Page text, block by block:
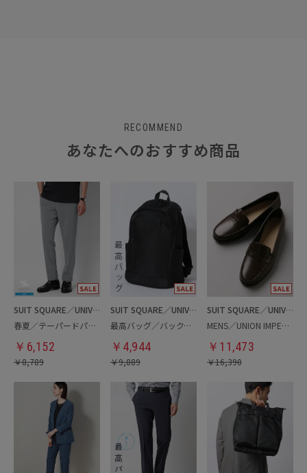
RECOMMEND
あなたへのおすすめ商品
SUIT SQUARE／UNIVERSAL LANGUAGE
春夏／テーパードパンツ
￥ 6,152
￥8,789
SUIT SQUARE／UNIVERSAL LANGUAGE
最高バッグ／バックパック
￥ 4,944
￥9,889
SUIT SQUARE／UNIVERSAL LANGUAGE
MENS／UNION IMPERIAL監修／コインローファー
￥ 11,473
￥16,390